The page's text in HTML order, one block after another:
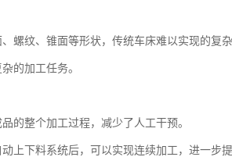
螺纹、锥面等形状，传统车床难以实现的复
的加工任务。
的整个加工过程，减少了人工干预。
上下料系统后，可以实现连续加工，进一步